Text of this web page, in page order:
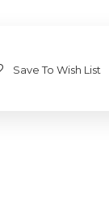
Save To Wish List